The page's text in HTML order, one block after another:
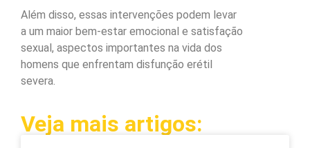
Além disso, essas intervenções podem levar
a um maior bem-estar emocional e satisfação
sexual, aspectos importantes na vida dos
homens que enfrentam disfunção erétil
severa.
Veja mais artigos: